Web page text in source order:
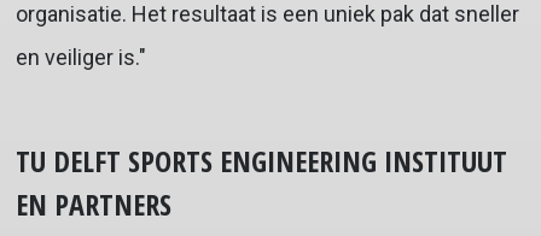
organisatie. Het resultaat is een uniek pak dat sneller
en veiliger is."
TU DELFT SPORTS ENGINEERING INSTITUUT
EN PARTNERS